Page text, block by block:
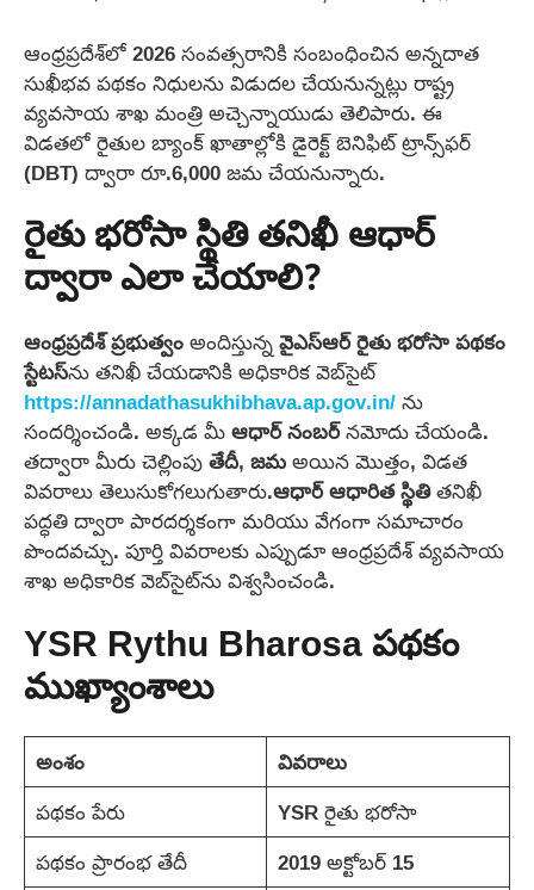
ఆంధ్రప్రదేశ్‌లో 2026 సంవత్సరానికి సంబంధించిన అన్నదాత
సుఖీభవ పథకం నిధులను విడుదల చేయనున్నట్లు రాష్ట్ర
వ్యవసాయ శాఖ మంత్రి అచ్చెన్నాయుడు తెలిపారు. ఈ
విడతలో రైతుల బ్యాంక్ ఖాతాల్లోకి డైరెక్ట్ బెనిఫిట్ ట్రాన్స్‌ఫర్
(DBT) ద్వారా రూ.6,000 జమ చేయనున్నారు.
రైతు భరోసా స్థితి తనిఖీ ఆధార్
ద్వారా ఎలా చేయాలి?
ఆంధ్రప్రదేశ్ ప్రభుత్వంఅందిస్తున్నవైఎస్ఆర్ రైతు భరోసా పథకం
స్టేటస్‌ను తనిఖీ చేయడానికి అధికారిక వెబ్‌సైట్
https://annadathasukhibhava.ap.gov.in/ను
సందర్శించండి. అక్కడ మీఆధార్ నంబర్నమోదు చేయండి.
తద్వారా మీరు చెల్లింపుతేదీ,జమఅయిన మొత్తం, విడత
వివరాలు తెలుసుకోగలుగుతారు.ఆధార్ ఆధారిత స్థితితనిఖీ
పద్ధతి ద్వారా పారదర్శకంగా మరియు వేగంగా సమాచారం
పొందవచ్చు. పూర్తి వివరాలకు ఎప్పుడూ ఆంధ్రప్రదేశ్ వ్యవసాయ
శాఖ అధికారిక వెబ్‌సైట్‌ను విశ్వసించండి.
YSR Rythu Bharosa పథకం
ముఖ్యాంశాలు
అంశం
వివరాలు
పథకం పేరు
YSR రైతు భరోసా
పథకం ప్రారంభ తేదీ
2019 అక్టోబర్ 15